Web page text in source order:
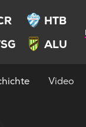
HTB
ALU
Video